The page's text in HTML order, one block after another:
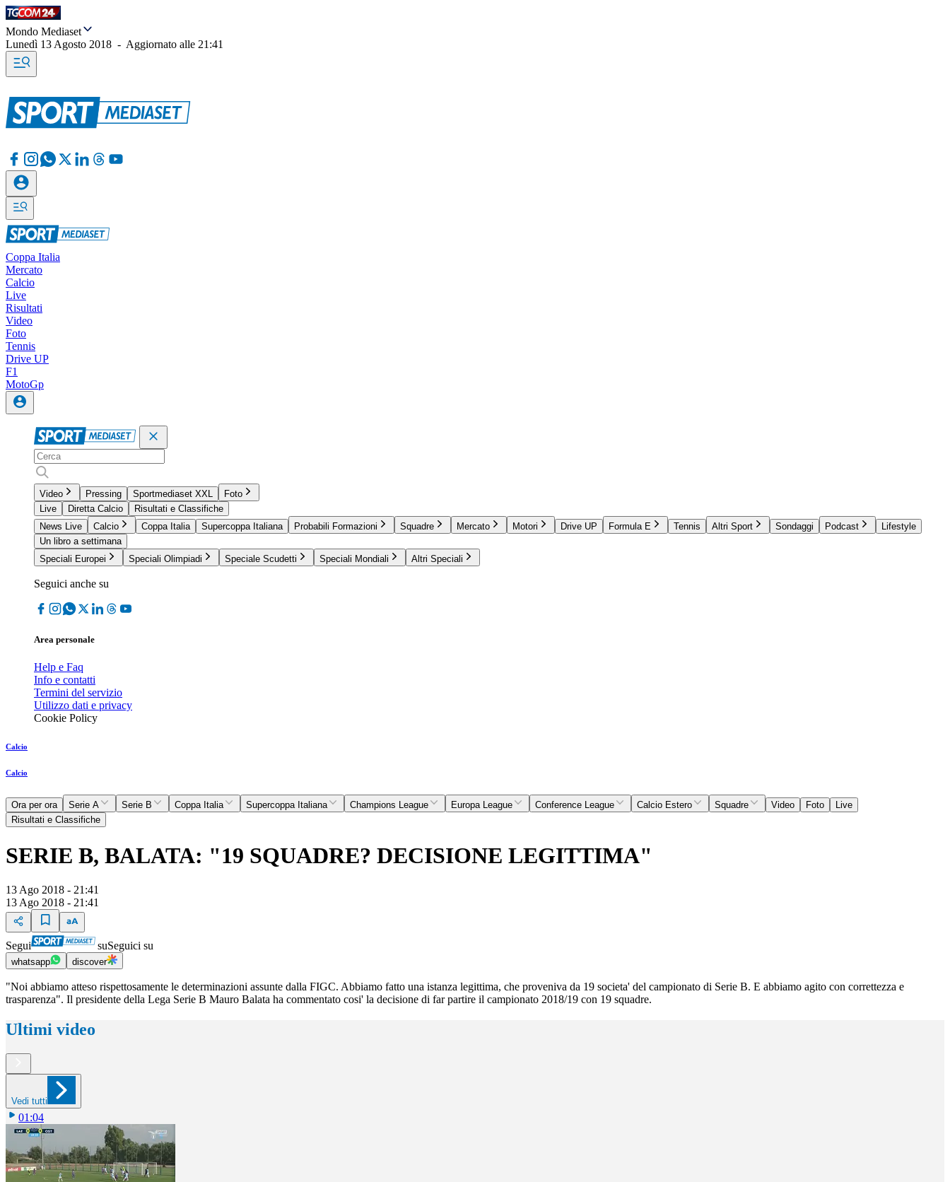
Mondo Mediaset
Lunedì 13 Agosto 2018 - Aggiornato alle 21:41
Coppa Italia
Mercato
Calcio
Live
Risultati
Video
Foto
Tennis
Drive UP
F1
MotoGp
Video Pressing Sportmediaset XXL
Foto
Live
Diretta Calcio
Risultati e Classifiche
News Live
Calcio Coppa Italia Supercoppa Italiana Probabili Formazioni Squadre Mercato Motori Drive UP Formula E Tennis Altri Sport Sondaggi Podcast
Lifestyle
Un libro a settimana
Speciali Europei
Speciali Olimpiadi Speciale Scudetti Speciali Mondiali Altri Speciali
Seguici anche su
Area personale
Help e Faq
Info e contatti
Termini del servizio
Utilizzo dati e privacy
Cookie Policy
Calcio
Calcio
Ora per ora Serie A Serie B Coppa Italia Supercoppa Italiana Champions League Europa League Conference League Calcio Estero Squadre Video Foto
Live
Risultati e Classifiche
SERIE B, BALATA: "19 SQUADRE? DECISIONE LEGITTIMA"
13 Ago 2018 - 21:41
13 Ago 2018 - 21:41
Segui suSeguici su
whatsapp discover
"Noi abbiamo atteso rispettosamente le determinazioni assunte dalla FIGC. Abbiamo fatto una istanza legittima, che proveniva da 19 societa' del campionato di Serie B. E abbiamo agito con correttezza e
trasparenza". Il presidente della Lega Serie B Mauro Balata ha commentato cosi' la decisione di far partire il campionato 2018/19 con 19 squadre.
Ultimi video
Vedi tutti
01:04